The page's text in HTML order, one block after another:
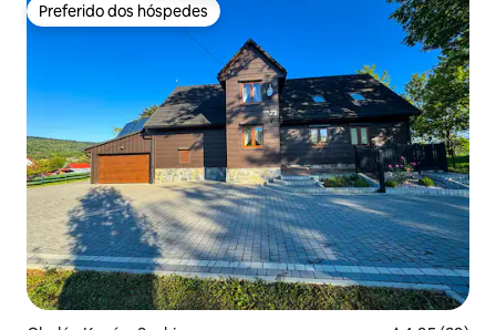
Preferido dos hóspedes
Preferido dos hóspedes